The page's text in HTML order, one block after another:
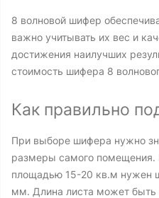
8 волновой шифер
важно учитывать их вес и
достижения наилучших
стоимость шифера 8
Как правильно
При выборе шифера нужно
размеры самого
площадью 15-20 кв.м нужен
мм. Длина листа может быть